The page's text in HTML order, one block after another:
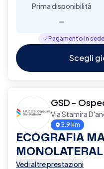
Prima disponibilità
-
Pagamento in sede
Scegli
GSD -
Via Stamira
3.9 km
ECOGRAFIA
Vedi altre prestazioni